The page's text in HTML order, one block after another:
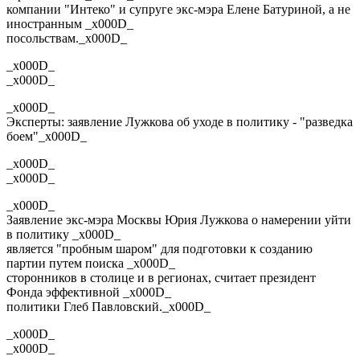
компании "Интеко" и супруге экс-мэра Елене Батуриной, а не
иностранным _x000D_
посольствам._x000D_
_x000D_
_x000D_
_x000D_
Эксперты: заявление Лужкова об уходе в политику - "разведка
боем"_x000D_
_x000D_
_x000D_
_x000D_
Заявление экс-мэра Москвы Юрия Лужкова о намерении уйти
в политику _x000D_
является "пробным шаром" для подготовки к созданию
партии путем поиска _x000D_
сторонников в столице и в регионах, считает президент
Фонда эффективной _x000D_
политики Глеб Павловский._x000D_
_x000D_
_x000D_